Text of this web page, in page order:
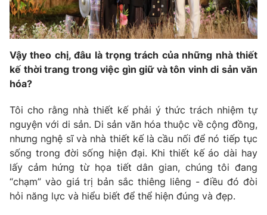
Vậy theo chị, đâu là trọng trách của những nhà thiết
kế thời trang trong việc gìn giữ và tôn vinh di sản văn
hóa?
Tôi cho rằng nhà thiết kế phải ý thức trách nhiệm tự
nguyện với di sản. Di sản văn hóa thuộc về cộng đồng,
nhưng nghệ sĩ và nhà thiết kế là cầu nối để nó tiếp tục
sống trong đời sống hiện đại. Khi thiết kế áo dài hay
lấy cảm hứng từ họa tiết dân gian, chúng tôi đang
“chạm” vào giá trị bản sắc thiêng liêng - điều đó đòi
hỏi năng lực và hiểu biết để thể hiện đúng và đẹp.